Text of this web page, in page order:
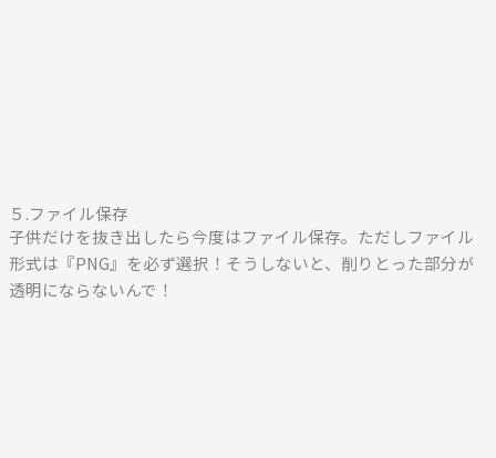
５.ファイル保存
子供だけを抜き出したら今度はファイル保存。ただしファイル
形式は『PNG』を必ず選択！そうしないと、削りとった部分が
透明にならないんで！